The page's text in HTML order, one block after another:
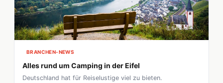
Monate.
BRANCHEN-NEWS
Alles rund um Camping in der Eifel
Deutschland hat für Reiselustige viel zu bieten.